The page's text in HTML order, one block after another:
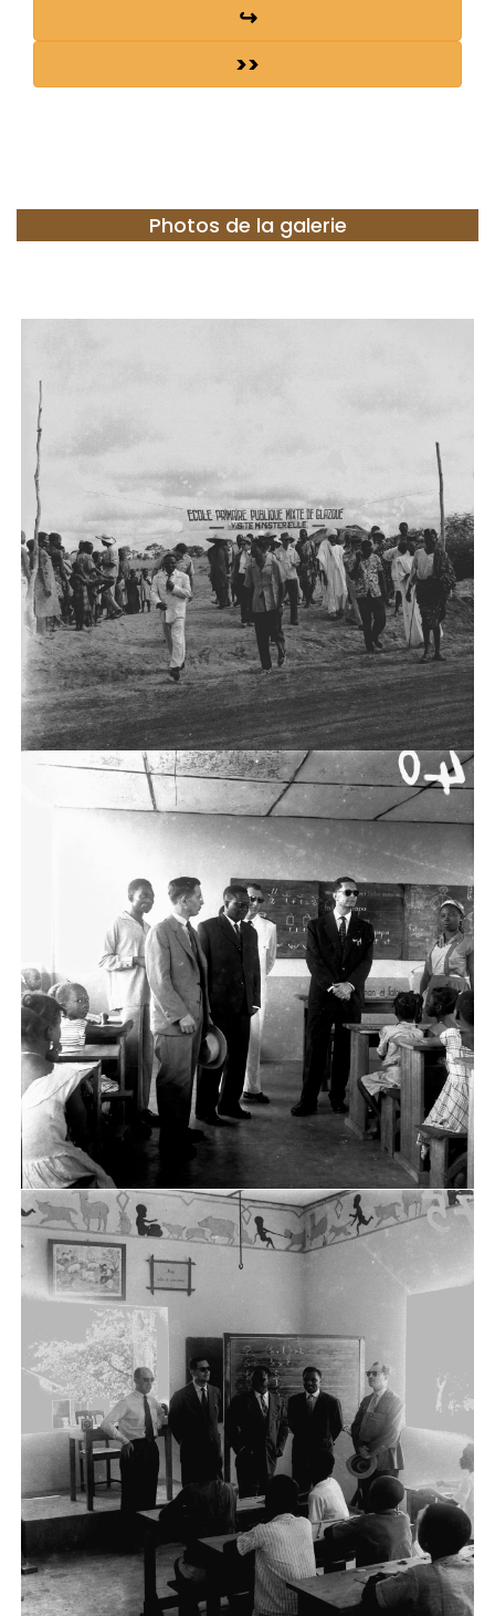
↪
>>
Photos de la galerie